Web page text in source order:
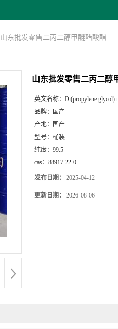
山东批发零售二丙二醇甲醚醋酸酯
山东批发零售二丙二醇
英文名称： Di(propylene glycol)
品牌：
国产
产地：
国产
型号： 桶装
纯度： 99.5
cas： 88917-22-0
发布日期： 2025-04-12
更新日期： 2026-08-06